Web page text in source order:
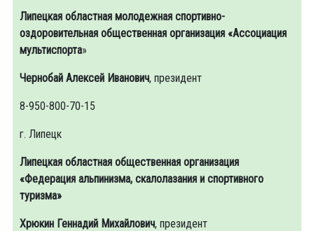
Липецкая областная молодежная спортивно-
оздоровительная общественная организация «Ассоциация
мультиспорта»
Чернобай Алексей Иванович, президент
8-950-800-70-15
г. Липецк
Липецкая областная общественная организация
«Федерация альпинизма, скалолазания и спортивного
туризма»
Хрюкин Геннадий Михайлович, президент